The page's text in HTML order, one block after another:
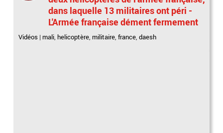
dans laquelle 13 militaires ont péri -
L'Armée française dément fermement
Vidéos | mali, helicoptère, militaire,france,daesh